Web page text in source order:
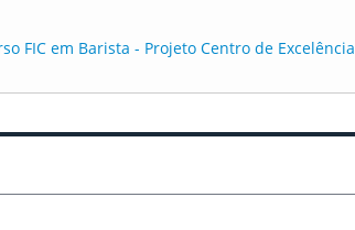
FIC em Barista - Projeto Centro de Excelência